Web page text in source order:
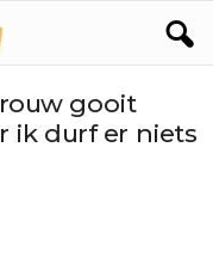
gooit
ik durf er niets